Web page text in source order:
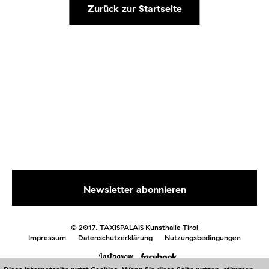
Zurück zur Startseite
© 2017. TAXISPALAIS Kunsthalle Tirol
Impressum
Datenschutzerklärung Nutzungsbedingungen